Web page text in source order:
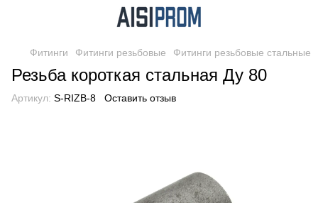
Фитинги Фитинги резьбовые Фитинги резьбовые стальные
Резьба короткая стальная Ду 80
Артикул: S-RIZB-8 Оставить отзыв